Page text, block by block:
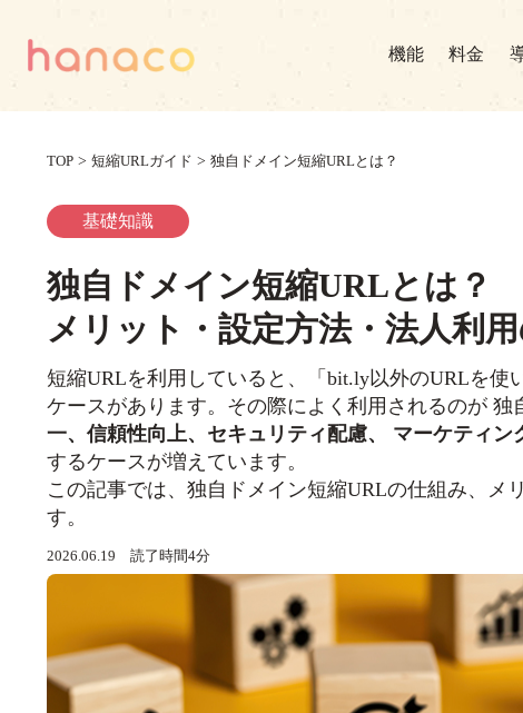
機能 料金
TOP > 短縮URLガイド > 独自ドメイン短縮URLとは？
基礎知識
独自ドメイン短縮URLとは？
メリット・設定方法・法人利
短縮URLを利用していると、「bit.ly以外のURLを使
ケースがあります。その際によく利用されるのが 独
一、信頼性向上、セキュリティ配慮、 マーケティン
するケースが増えています。
この記事では、独自ドメイン短縮URLの仕組み、メ
す。
2026.06.19 読了時間4分